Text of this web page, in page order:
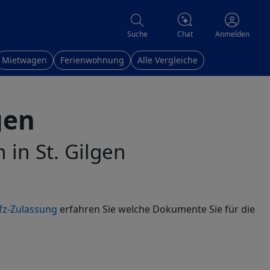
Suche Chat Anmelden
Mietwagen Ferienwohnung Alle Vergleiche
in St. Gilgen
Zulassung erfahren Sie welche Dokumente Sie für die